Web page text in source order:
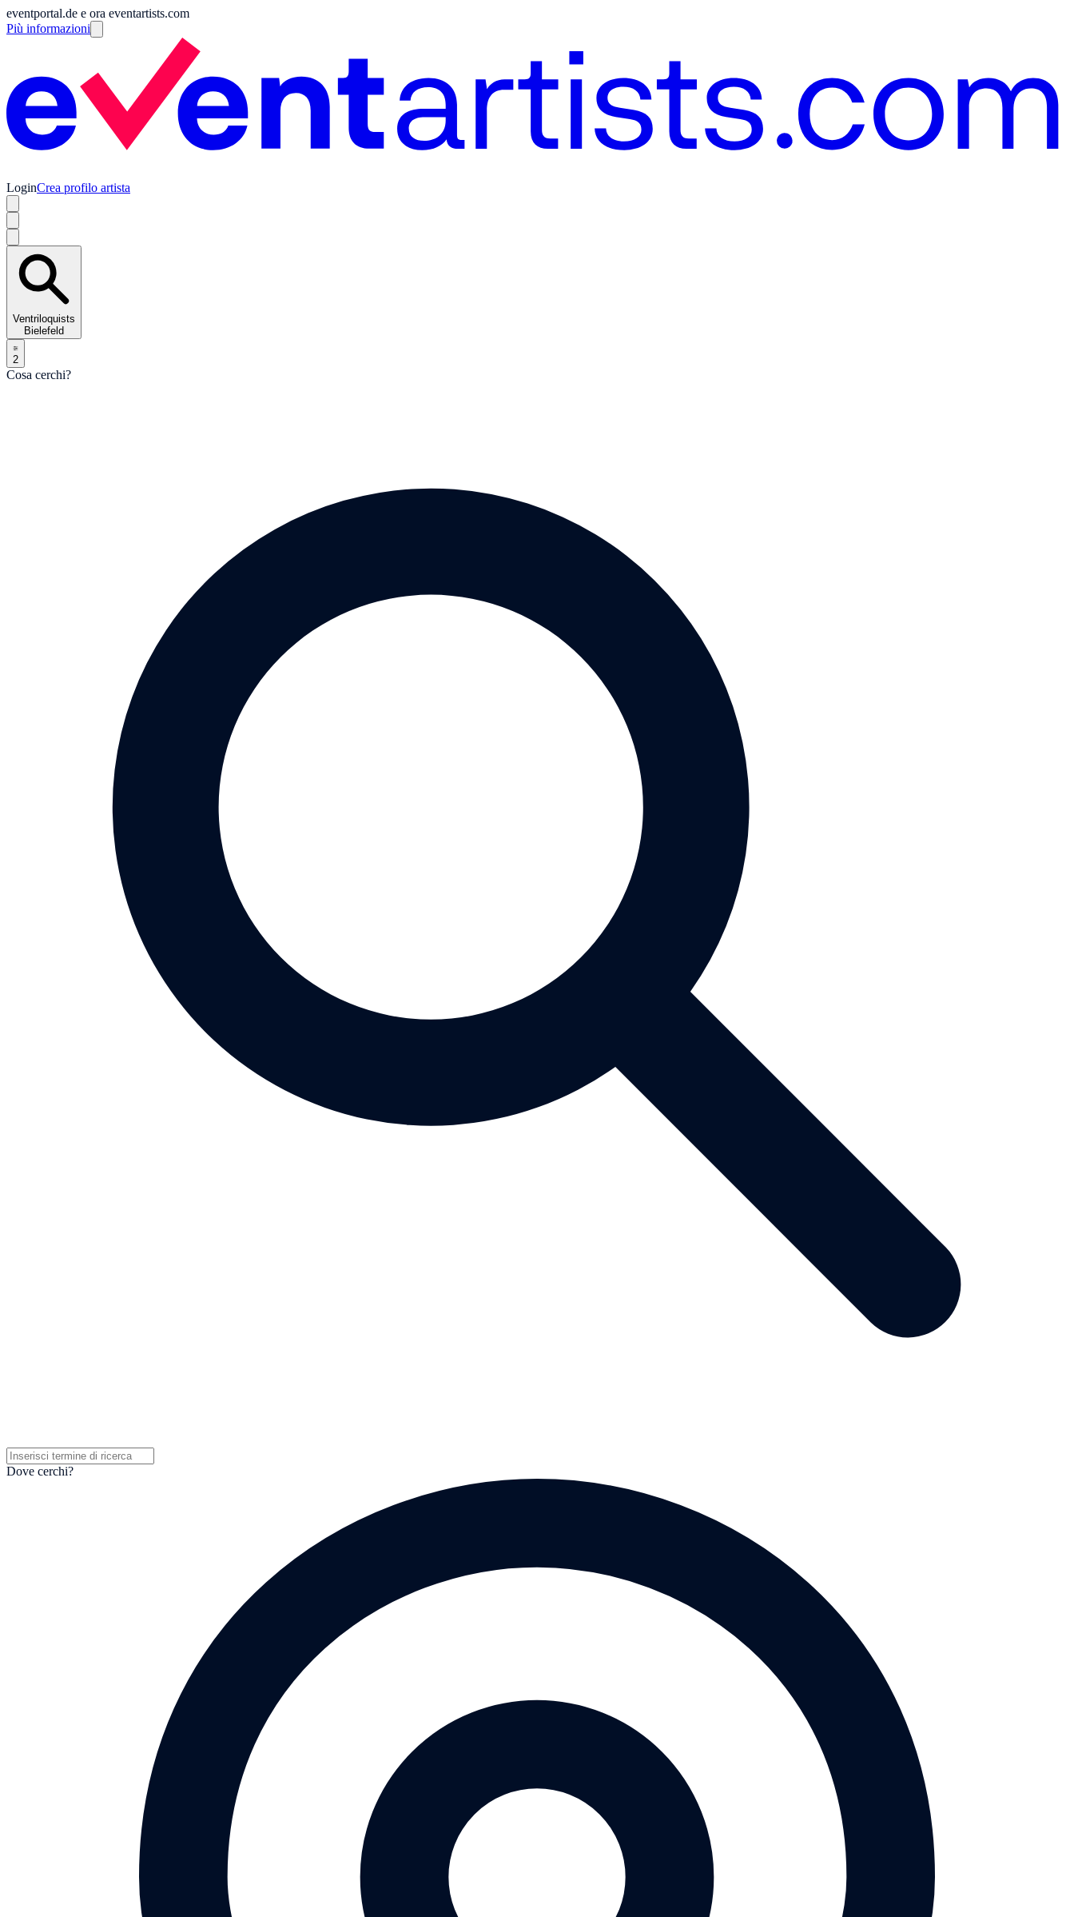
eventportal.de e ora eventartists.com
Più informazioni
LoginCrea profilo artista
Ventriloquists
Bielefeld
2
Cosa cerchi?
Dove cerchi?